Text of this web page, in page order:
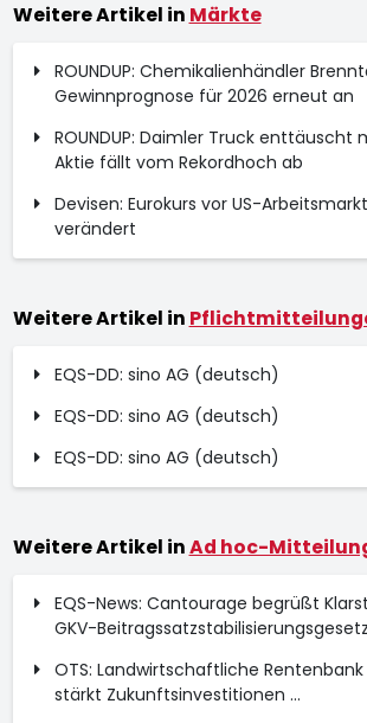
Weitere Artikel in Märkte
ROUNDUP: Chemikalienhändler
Gewinnprognose für 2026 erneut an
ROUNDUP: Daimler Truck
Aktie fällt vom Rekordhoch ab
Devisen: Eurokurs vor US-
verändert
Weitere Artikel in
EQS-DD: sino AG (deutsch)
EQS-DD: sino AG (deutsch)
EQS-DD: sino AG (deutsch)
Weitere Artikel inAd hoc-
EQS-News: Cantourage begrüßt
GKV-
OTS: Landwirtschaftliche
stärkt Zukunftsinvestitionen ...